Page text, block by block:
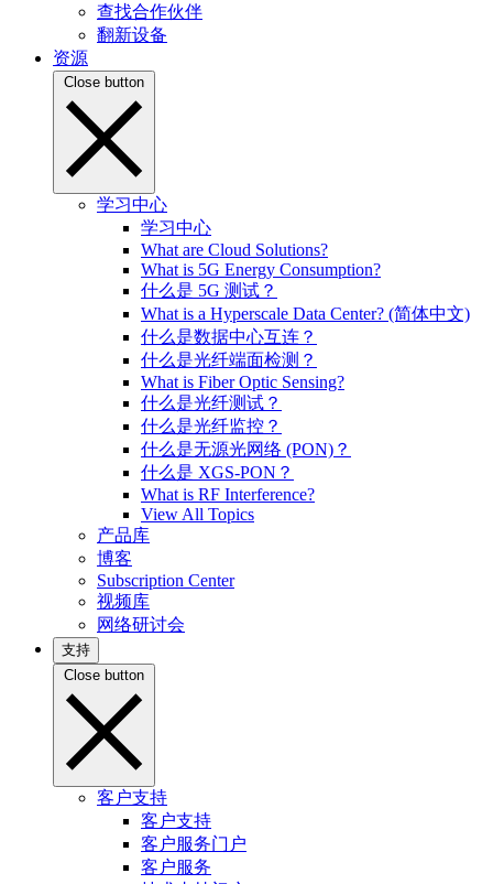
查找合作伙伴
翻新设备
资源
Close button
学习中心
学习中心
What are Cloud Solutions?
What is 5G Energy Consumption?
什么是 5G 测试？
What is a Hyperscale Data Center? (简体中文)
什么是数据中心互连？
什么是光纤端面检测？
What is Fiber Optic Sensing?
什么是光纤测试？
什么是光纤监控？
什么是无源光网络 (PON)？
什么是 XGS-PON？
What is RF Interference?
View All Topics
产品库
博客
Subscription Center
视频库
网络研讨会
支持
Close button
客户支持
客户支持
客户服务门户
客户服务